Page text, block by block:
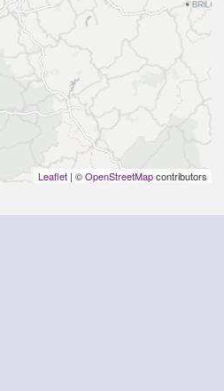
Leaflet | ©OpenStreetMapcontributors